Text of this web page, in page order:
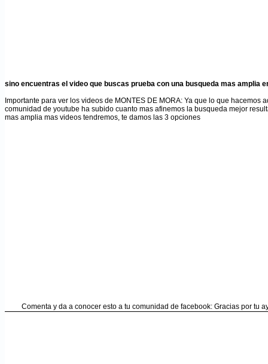
sino encuentras el video que buscas prueba con una busqueda mas amplia
Importante para ver los videos de MONTES DE MORA: Ya que lo que hacemos
comunidad de youtube ha subido cuanto mas afinemos la busqueda mejor
mas amplia mas videos tendremos, te damos las 3 opciones
Comenta y da a conocer esto a tu comunidad de facebook: Gracias por tu